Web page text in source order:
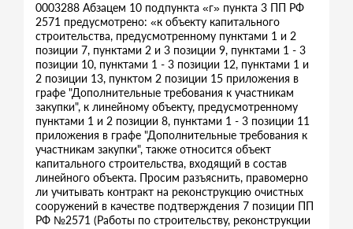
0003288 Абзацем 10 подпункта «г» пункта 3 ПП РФ
2571 предусмотрено: «к объекту капитального
строительства, предусмотренному пунктами 1 и 2
позиции 7, пунктами 2 и 3 позиции 9, пунктами 1 - 3
позиции 10, пунктами 1 - 3 позиции 12, пунктами 1 и
2 позиции 13, пунктом 2 позиции 15 приложения в
графе "Дополнительные требования к участникам
закупки", к линейному объекту, предусмотренному
пунктами 1 и 2 позиции 8, пунктами 1 - 3 позиции 11
приложения в графе "Дополнительные требования к
участникам закупки", также относится объект
капитального строительства, входящий в состав
линейного объекта. Просим разъяснить, правомерно
ли учитывать контракт на реконструкцию очистных
сооружений в качестве подтверждения 7 позиции ПП
РФ №2571 (Работы по строительству, реконструкции